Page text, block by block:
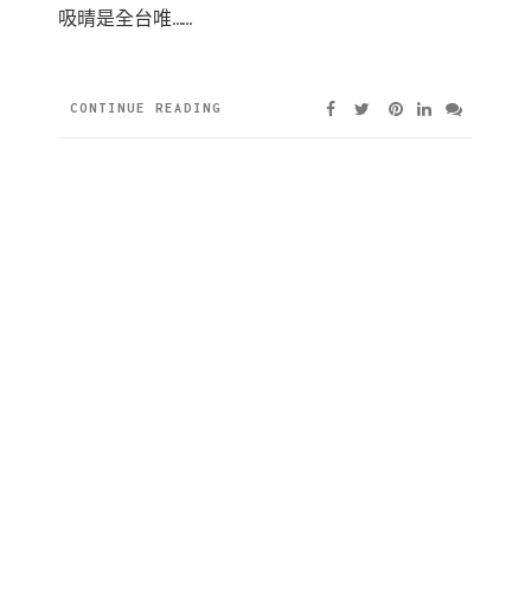
吸晴是全台唯……
CONTINUE READING